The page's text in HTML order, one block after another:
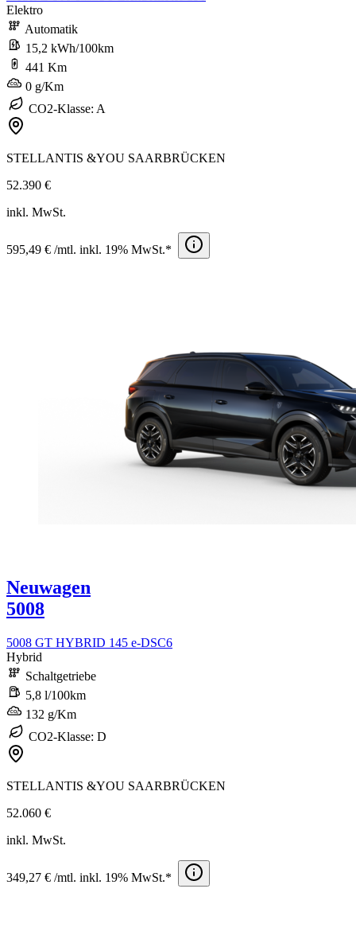
Elektro
Automatik
15,2 kWh/100km
441 Km
0 g/Km
CO2-Klasse: A
STELLANTIS &YOU SAARBRÜCKEN
52.390 €
inkl. MwSt.
595,49 € /mtl. inkl. 19% MwSt.*
Neuwagen
5008
5008 GT HYBRID 145 e-DSC6
Hybrid
Schaltgetriebe
5,8 l/100km
132 g/Km
CO2-Klasse: D
STELLANTIS &YOU SAARBRÜCKEN
52.060 €
inkl. MwSt.
349,27 € /mtl. inkl. 19% MwSt.*